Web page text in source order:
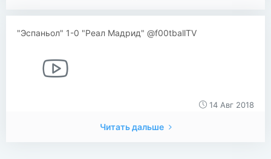
"Эспаньол" 1-0 "Реал Мадрид" @f00tballTV
14 Авг 2018
Читать дальше